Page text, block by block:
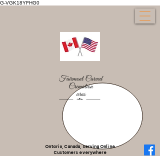
G-VGK18YFHG0
Ontario, Canada, serving Online
Customers everywhere